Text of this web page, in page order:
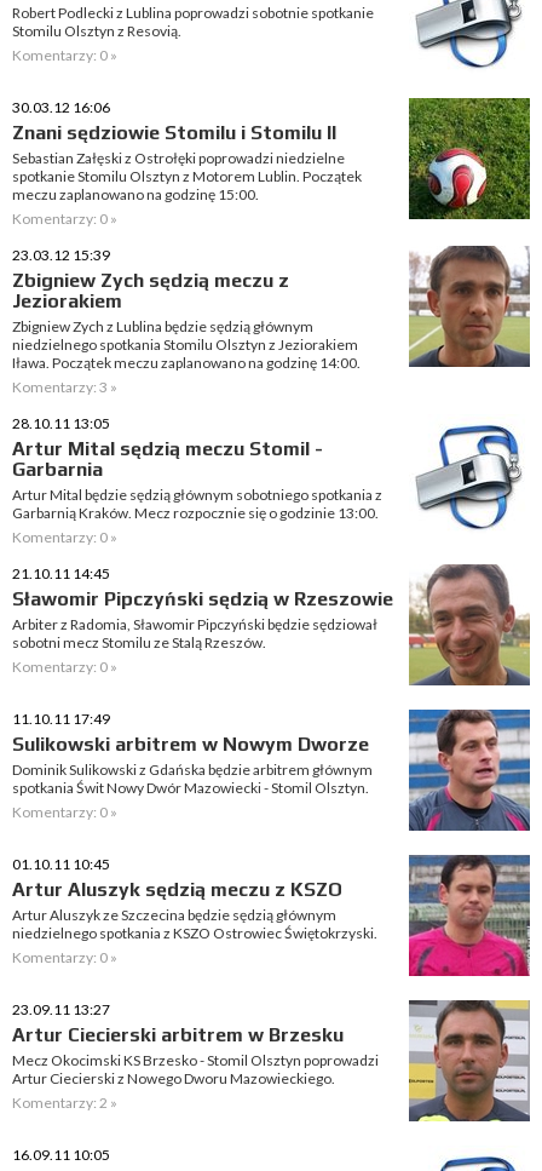
Robert Podlecki z Lublina poprowadzi sobotnie spotkanie
Stomilu Olsztyn z Resovią.
Komentarzy: 0 »
30.03.12 16:06
Znani sędziowie Stomilu i Stomilu II
Sebastian Załęski z Ostrołęki poprowadzi niedzielne
spotkanie Stomilu Olsztyn z Motorem Lublin. Początek
meczu zaplanowano na godzinę 15:00.
Komentarzy: 0 »
23.03.12 15:39
Zbigniew Zych sędzią meczu z
Jeziorakiem
Zbigniew Zych z Lublina będzie sędzią głównym
niedzielnego spotkania Stomilu Olsztyn z Jeziorakiem
Iława. Początek meczu zaplanowano na godzinę 14:00.
Komentarzy: 3 »
28.10.11 13:05
Artur Mital sędzią meczu Stomil -
Garbarnia
Artur Mital będzie sędzią głównym sobotniego spotkania z
Garbarnią Kraków. Mecz rozpocznie się o godzinie 13:00.
Komentarzy: 0 »
21.10.11 14:45
Sławomir Pipczyński sędzią w Rzeszowie
Arbiter z Radomia, Sławomir Pipczyński będzie sędziował
sobotni mecz Stomilu ze Stalą Rzeszów.
Komentarzy: 0 »
11.10.11 17:49
Sulikowski arbitrem w Nowym Dworze
Dominik Sulikowski z Gdańska będzie arbitrem głównym
spotkania Świt Nowy Dwór Mazowiecki - Stomil Olsztyn.
Komentarzy: 0 »
01.10.11 10:45
Artur Aluszyk sędzią meczu z KSZO
Artur Aluszyk ze Szczecina będzie sędzią głównym
niedzielnego spotkania z KSZO Ostrowiec Świętokrzyski.
Komentarzy: 0 »
23.09.11 13:27
Artur Ciecierski arbitrem w Brzesku
Mecz Okocimski KS Brzesko - Stomil Olsztyn poprowadzi
Artur Ciecierski z Nowego Dworu Mazowieckiego.
Komentarzy: 2 »
16.09.11 10:05